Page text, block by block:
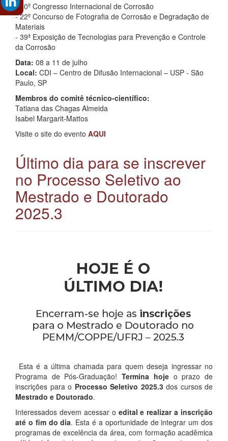
- 10º Congresso Internacional de Corrosão
- 22º Concurso de Fotografia de Corrosão e Degradação de
Materiais
- 39ª Exposição de Tecnologias para Prevenção e Controle
da Corrosão
Data: 08 a 11 de julho
Local: CDI – Centro de Difusão Internacional – USP - São
Paulo, SP
Membros do comitê técnico-científico:
Tatiana das Chagas Almeida
Isabel Margarit-Mattos
Visite o site do evento AQUI
Último dia para se inscrever
no Processo Seletivo ao
Mestrado e Doutorado
2025.3
Esta é a última chamada para quem deseja ingressar no
Programa de Pós-Graduação!Termina hojeo prazo de
inscrições para o Processo Seletivo 2025.3dos cursos de
Mestrado e Doutorado.
Interessados devem acessar o edital e realizar a inscrição
até o fim do dia. Esta é a oportunidade de integrar um dos
programas de excelência da área, com formação acadêmica